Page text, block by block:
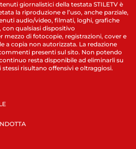
giornalistici della testata STILETV è
la riproduzione e l’uso, anche parziale,
audio/video, filmati, loghi, grafiche
qualsiasi dispositivo
mezzo di fotocopie, registrazioni, cover e
a copia non autorizzata. La redazione
presenti sul sito. Non potendo
resta disponibile ad eliminarli su
stessi risultano offensivi e oltraggiosi.